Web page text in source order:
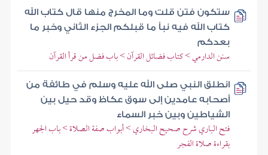
ستكون فتن قلت وما المخرج منها قال كتاب الله
كتاب الله فيه نبأ ما قبلكم الجزء الثاني وخبر ما
بعدكم
سنن الدارمي > كتاب فضائل القرآن > باب فضل من قرأ القرآن
انطلق النبي صلى الله عليه وسلم في طائفة من
أصحابه عامدين إلى سوق عكاظ وقد حيل بين
الشياطين وبين خبر السماء
فتح الباري شرح صحيح البخاري > أبواب صفة الصلاة > باب الجهر
بقراءة صلاة الفجر